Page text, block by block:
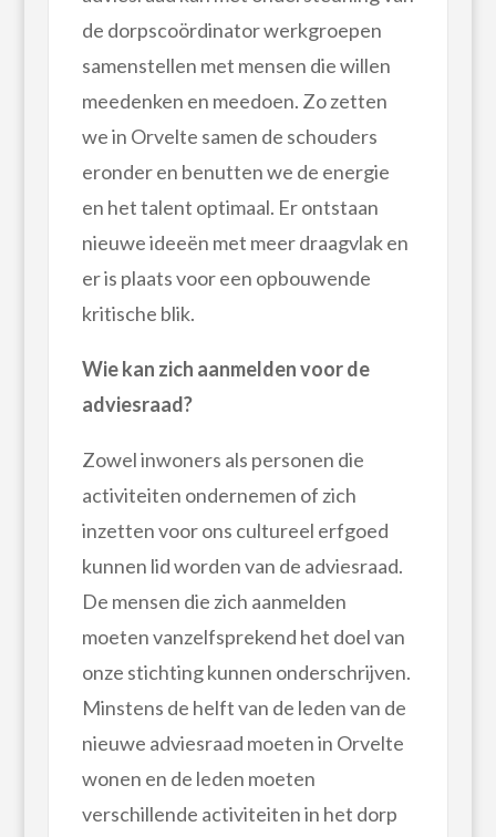
de dorpscoördinator werkgroepen
samenstellen met mensen die willen
meedenken en meedoen. Zo zetten
we in Orvelte samen de schouders
eronder en benutten we de energie
en het talent optimaal. Er ontstaan
nieuwe ideeën met meer draagvlak en
er is plaats voor een opbouwende
kritische blik.
Wie kan zich aanmelden voor de
adviesraad?
Zowel inwoners als personen die
activiteiten ondernemen of zich
inzetten voor ons cultureel erfgoed
kunnen lid worden van de adviesraad.
De mensen die zich aanmelden
moeten vanzelfsprekend het doel van
onze stichting kunnen onderschrijven.
Minstens de helft van de leden van de
nieuwe adviesraad moeten in Orvelte
wonen en de leden moeten
verschillende activiteiten in het dorp